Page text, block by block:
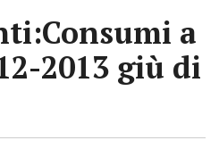
a
2013 giù di